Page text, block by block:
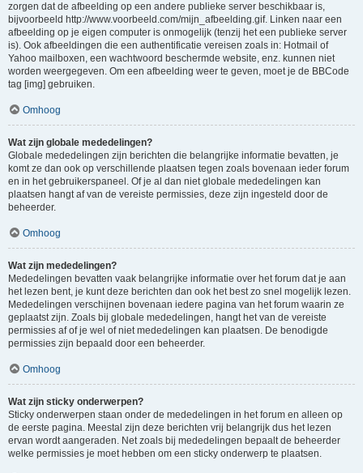
zorgen dat de afbeelding op een andere publieke server beschikbaar is,
bijvoorbeeld http://www.voorbeeld.com/mijn_afbeelding.gif. Linken naar een
afbeelding op je eigen computer is onmogelijk (tenzij het een publieke server
is). Ook afbeeldingen die een authentificatie vereisen zoals in: Hotmail of
Yahoo mailboxen, een wachtwoord beschermde website, enz. kunnen niet
worden weergegeven. Om een afbeelding weer te geven, moet je de BBCode
tag [img] gebruiken.
Omhoog
Wat zijn globale mededelingen?
Globale mededelingen zijn berichten die belangrijke informatie bevatten, je
komt ze dan ook op verschillende plaatsen tegen zoals bovenaan ieder forum
en in het gebruikerspaneel. Of je al dan niet globale mededelingen kan
plaatsen hangt af van de vereiste permissies, deze zijn ingesteld door de
beheerder.
Omhoog
Wat zijn mededelingen?
Mededelingen bevatten vaak belangrijke informatie over het forum dat je aan
het lezen bent, je kunt deze berichten dan ook het best zo snel mogelijk lezen.
Mededelingen verschijnen bovenaan iedere pagina van het forum waarin ze
geplaatst zijn. Zoals bij globale mededelingen, hangt het van de vereiste
permissies af of je wel of niet mededelingen kan plaatsen. De benodigde
permissies zijn bepaald door een beheerder.
Omhoog
Wat zijn sticky onderwerpen?
Sticky onderwerpen staan onder de mededelingen in het forum en alleen op
de eerste pagina. Meestal zijn deze berichten vrij belangrijk dus het lezen
ervan wordt aangeraden. Net zoals bij mededelingen bepaalt de beheerder
welke permissies je moet hebben om een sticky onderwerp te plaatsen.